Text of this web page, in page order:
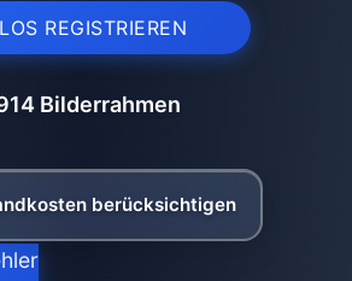
REGISTRIEREN
Bilderrahmen
berücksichtigen